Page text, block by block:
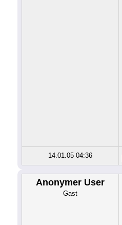
14.01.05 04:36
Anonymer User
Gast